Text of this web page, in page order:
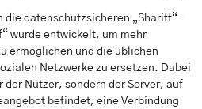
die datenschutzsicheren „Shariff“-
wurde entwickelt, um mehr
ermöglichen und die üblichen
Netzwerke zu ersetzen. Dabei
der Nutzer, sondern der Server, auf
befindet, eine Verbindung